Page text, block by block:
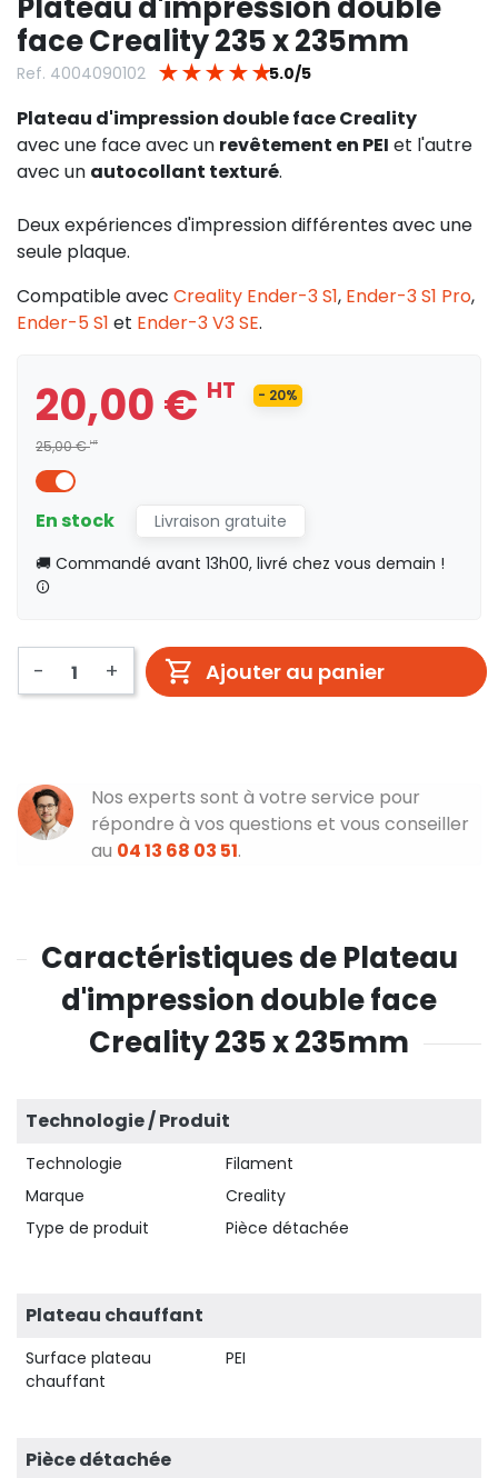
face Creality 235 x 235mm
Ref. 4004090102 ★ ★ ★ ★ ★5.0/5
Plateau d'impression double face Creality
avec une face avec un revêtement en PEI et l'autre
avec un autocollant texturé.
Deux expériences d'impression différentes avec une
seule plaque.
Compatible avec Creality Ender-3 S1, Ender-3 S1 Pro,
Ender-5 S1 et Ender-3 V3 SE.
20,00 € HT
25,00 €HT
- 20%
En stock
Livraison gratuite
🚚 Commandé avant 13h00, livré chez vous demain !
- + Ajouter au panier
Nos experts sont à votre service pour
répondre à vos questions et vous conseiller
au 04 13 68 03 51.
Caractéristiques de Plateau
d'impression double face
Creality 235 x 235mm
Technologie / Produit
Technologie
Filament
Marque
Creality
Type de produit
Pièce détachée
Plateau chauffant
Surface plateau
chauffant
PEI
Pièce détachée